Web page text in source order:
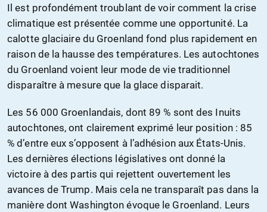
Il est profondément troublant de voir comment la crise
climatique est présentée comme une opportunité. La
calotte glaciaire du Groenland fond plus rapidement en
raison de la hausse des températures. Les autochtones
du Groenland voient leur mode de vie traditionnel
disparaître à mesure que la glace disparait.
Les 56 000 Groenlandais, dont 89 % sont des Inuits
autochtones, ont clairement exprimé leur position : 85
% d’entre eux s’opposent à l’adhésion aux États-Unis.
Les dernières élections législatives ont donné la
victoire à des partis qui rejettent ouvertement les
avances de Trump. Mais cela ne transparaît pas dans la
manière dont Washington évoque le Groenland. Leurs